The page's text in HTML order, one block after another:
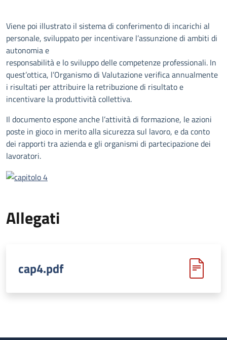
Viene poi illustrato il sistema di conferimento di incarichi al
personale, sviluppato per incentivare l’assunzione di ambiti di
autonomia e
responsabilità e lo sviluppo delle competenze professionali. In
quest’ottica, l’Organismo di Valutazione verifica annualmente
i risultati per attribuire la retribuzione di risultato e
incentivare la produttività collettiva.
Il documento espone anche l’attività di formazione, le azioni
poste in gioco in merito alla sicurezza sul lavoro, e da conto
dei rapporti tra azienda e gli organismi di partecipazione dei
lavoratori.
Allegati
cap4.pdf